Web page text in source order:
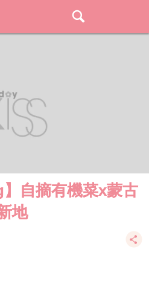
】自摘有機菜x蒙古
地